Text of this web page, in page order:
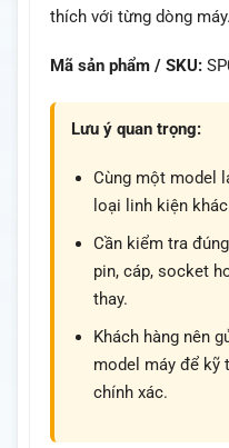
thích với từng dòng máy.
Mã sản phẩm / SKU:
Lưu ý quan trọng:
Cùng một model
loại linh kiện
Cần kiểm tra
pin, cáp, socket
thay.
Khách hàng nên
model máy để kỹ
chính xác.